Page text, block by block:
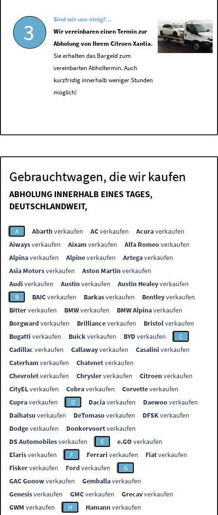
3
Sind wir uns einig?...
Wir vereinbaren einen Termin zur
Abholung von Ihrem Citroen Xantia.
Sie erhalten das Bargeld zum
vereinbarten Abholtermin. Auch
kurzfristig innerhalb weniger Stunden
möglich!
Gebrauchtwagen, die wir kaufen
ABHOLUNG INNERHALB EINES TAGES,
DEUTSCHLANDWEIT,
A Abarthverkaufen ACverkaufen Acuraverkaufen
Aiwaysverkaufen Aixamverkaufen Alfa Romeoverkaufen
Alpinaverkaufen Alpineverkaufen Artegaverkaufen
Asia Motorsverkaufen Aston Martinverkaufen
Audi verkaufen Austinverkaufen Austin Healeyverkaufen
B
BAICverkaufen Barkasverkaufen Bentleyverkaufen
Bitterverkaufen BMWverkaufen BMW Alpinaverkaufen
Borgwardverkaufen Brillianceverkaufen Bristolverkaufen
Bugatti verkaufen Buickverkaufen BYDverkaufen
C
Cadillac verkaufen Callawayverkaufen Casalini verkaufen
Caterhamverkaufen Chatenetverkaufen
Chevroletverkaufen Chryslerverkaufen Citroenverkaufen
CityELverkaufen Cobraverkaufen Corvetteverkaufen
Cupraverkaufen D Daciaverkaufen Daewooverkaufen
Daihatsu verkaufen DeTomasoverkaufen DFSKverkaufen
Dodgeverkaufen Donkervoortverkaufen
DS Automobilesverkaufen E e.GO verkaufen
Elarisverkaufen F Ferrari verkaufen Fiatverkaufen
Fiskerverkaufen Fordverkaufen
G
GAC Gonowverkaufen Gemballaverkaufen
Genesisverkaufen GMCverkaufen Grecavverkaufen
GWM verkaufen H Hamannverkaufen